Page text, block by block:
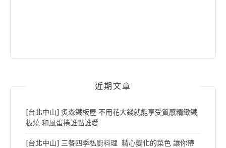
近期文章
[台北中山] 炙森鐵板屋 不用花大錢就能享受質感精緻鐵
板燒 和風蛋捲誰點誰愛
[台北中山] 三餐四季私廚料理 精心變化的菜色 讓你帶